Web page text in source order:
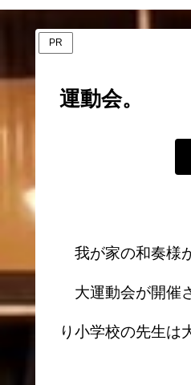
PR
運動会。
我が家の和奏様
大運動会が開催
り小学校の先生は